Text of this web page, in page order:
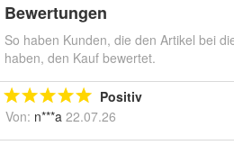
Bewertungen
So haben Kunden, die den Artikel bei
haben, den Kauf bewertet.
Positiv
Von: n***a 22.07.26